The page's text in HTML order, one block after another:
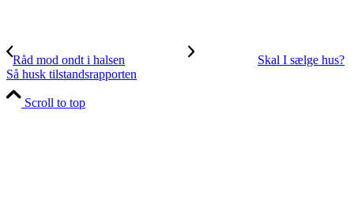
Råd mod ondt i halsen
Skal I sælge hus?
Så husk tilstandsrapporten
Scroll to top